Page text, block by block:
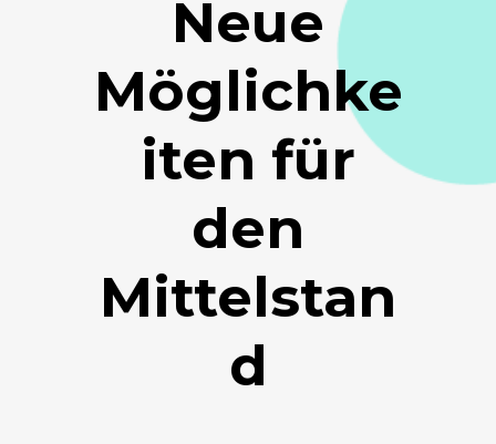
Neue
Möglichke
iten für
den
Mittelstan
d